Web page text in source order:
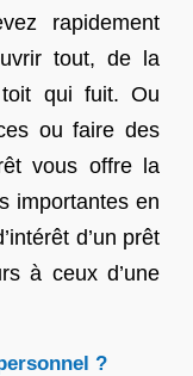
rapidement
tout, de la
qui fuit. Ou
ou faire des
vous offre la
importantes en
d’un prêt
à ceux d’une
?